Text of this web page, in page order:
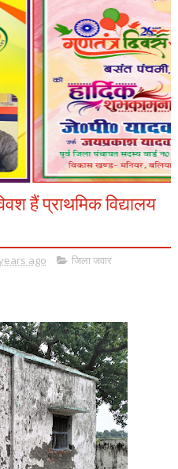
हैं प्राथमिक विद्यालय
ago जिला जवार